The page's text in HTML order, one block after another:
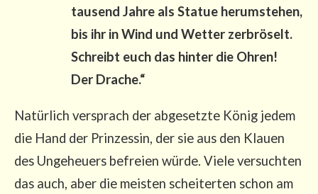
tau­send Jah­re als Sta­tue her­um­ste­hen,
bis ihr in Wind und Wet­ter zer­brö­selt.
Schreibt euch das hin­ter die Ohren!
Der Dra­che.“
Natür­lich ver­sprach der abge­setz­te König jedem
die Hand der Prin­zes­sin, der sie aus den Klau­en
des Unge­heu­ers befrei­en wür­de. Vie­le ver­such­ten
das auch, aber die meis­ten schei­ter­ten schon am